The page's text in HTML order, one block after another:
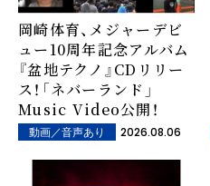
岡崎体育、メジャーデビ
ュー10周年記念アルバム
『盆地テクノ』CDリリー
ス！「ネバーランド」
Music Video公開！
動画／音声あり 2026.08.06